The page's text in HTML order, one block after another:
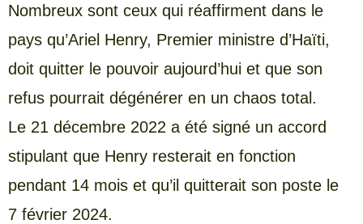
Nombreux sont ceux qui réaffirment dans le
pays qu’Ariel Henry, Premier ministre d’Haïti,
doit quitter le pouvoir aujourd’hui et que son
refus pourrait dégénérer en un chaos total.
Le 21 décembre 2022 a été signé un accord
stipulant que Henry resterait en fonction
pendant 14 mois et qu’il quitterait son poste le
7 février 2024.